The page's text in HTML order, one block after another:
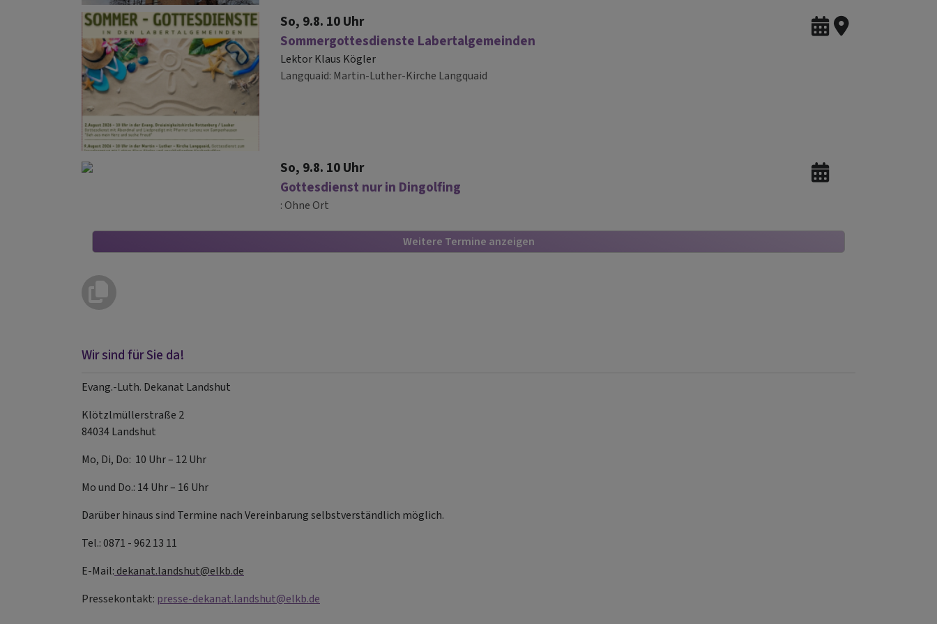
So, 9.8. 10 Uhr
Sommergottesdienste Labertalgemeinden
Lektor Klaus Kögler
Langquaid Martin-Luther-Kirche Langquaid
So, 9.8. 10 Uhr
Gottesdienst nur in Dingolfing
Ohne Ort
Weitere Termine anzeigen
Wir sind für Sie da!
Evang.-Luth. Dekanat Landshut
Klötzlmüllerstraße 2
84034 Landshut
Mo, Di, Do: 10 Uhr – 12 Uhr
Mo und Do.: 14 Uhr – 16 Uhr
Darüber hinaus sind Termine nach Vereinbarung selbstverständlich möglich.
Tel.: 0871 - 962 13 11
E-Mail: dekanat.landshut@elkb.de
Pressekontakt: presse-dekanat.landshut@elkb.de